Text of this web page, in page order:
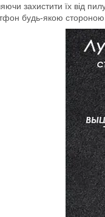
захистити їх від
будь-якою стороною.